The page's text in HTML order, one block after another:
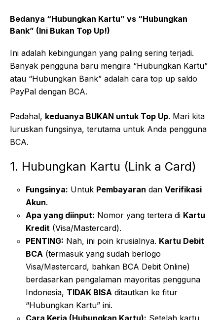
Bedanya “Hubungkan Kartu” vs “Hubungkan
Bank” (Ini Bukan Top Up!)
Ini adalah kebingungan yang paling sering terjadi.
Banyak pengguna baru mengira “Hubungkan Kartu”
atau “Hubungkan Bank” adalah cara top up saldo
PayPal dengan BCA.
Padahal, keduanya BUKAN untuk Top Up. Mari kita
luruskan fungsinya, terutama untuk Anda pengguna
BCA.
1. Hubungkan Kartu (Link a Card)
Fungsinya: Untuk Pembayaran dan Verifikasi
Akun.
Apa yang diinput: Nomor yang tertera di Kartu
Kredit (Visa/Mastercard).
PENTING: Nah, ini poin krusialnya. Kartu Debit
BCA (termasuk yang sudah berlogo
Visa/Mastercard, bahkan BCA Debit Online)
berdasarkan pengalaman mayoritas pengguna
Indonesia, TIDAK BISA ditautkan ke fitur
“Hubungkan Kartu” ini.
Cara Kerja (Hubungkan Kartu): Setelah kartu